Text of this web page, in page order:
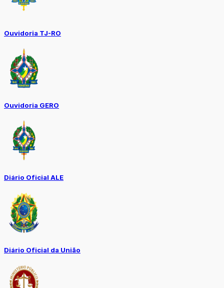
Ouvidoria TJ-RO
Ouvidoria GERO
Diário Oficial ALE
Diário Oficial da União